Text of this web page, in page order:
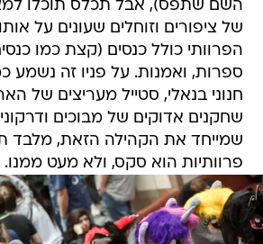
השם שתפס), אבל תכלס תוכלו
של ציפורים וזוחלים שעונים על
הפרוותי כולל כנסים (קצת כמו
ספרות, ואמנות. על פניו זה נשמע
חנוני בנאלי, סטייל מעריצים של
שחקנים אדוקים של מבוכים
שמייחד את הקהילה הזאת, מלבד
פרוותיות הוא סקס, ולא מעט ממנו.